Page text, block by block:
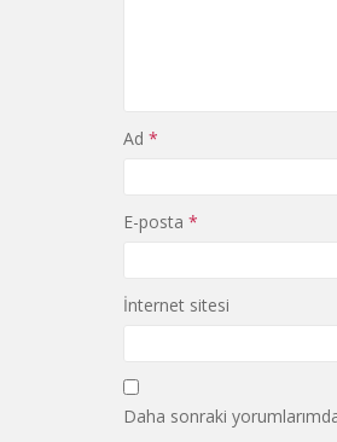
Ad *
E-posta *
İnternet sitesi
Daha sonraki